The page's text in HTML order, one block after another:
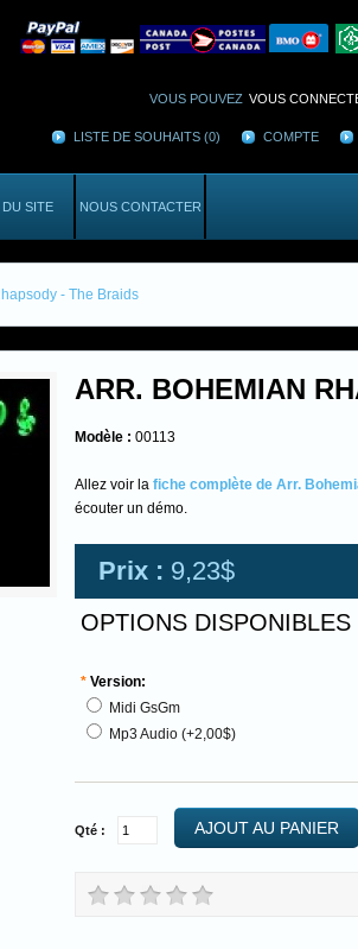
VOUS POUVEZ VOUS
LISTE DE SOUHAITS (0) COMPTE
DU SITE NOUS CONTACTER
- The Braids
ARR. BOHEMIAN
Modèle : 00113
Allez voir la fiche complète de Arr.
écouter un démo.
Prix : 9,23$
OPTIONS DISPONIBLES
* Version:
Midi GsGm
Mp3 Audio (+2,00$)
Qté : AJOUT AU PANIER